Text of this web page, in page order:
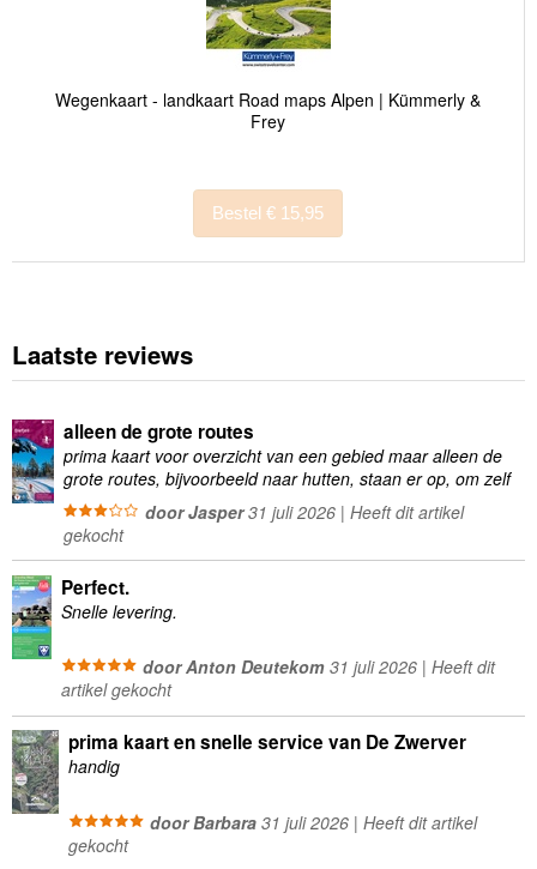
Wegenkaart - landkaart Road maps Alpen | Kümmerly &
Frey
Bestel € 15,95
Laatste reviews
alleen de grote routes
prima kaart voor overzicht van een gebied maar alleen de
grote routes, bijvoorbeeld naar hutten, staan er op, om zelf
wandelingen te plannen minder geschikt
door Jasper31 juli 2026 | Heeft dit artikel
gekocht
Perfect.
Snelle levering.
door Anton Deutekom31 juli 2026 | Heeft dit
artikel gekocht
prima kaart en snelle service van De Zwerver
handig
door Barbara31 juli 2026 | Heeft dit artikel
gekocht